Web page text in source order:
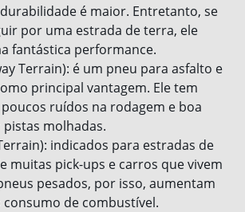
é maior. Entretanto, se
por uma estrada de terra, ele
fantástica performance.
Terrain): é um pneu para asfalto e
principal vantagem. Ele tem
ruídos na rodagem e boa
molhadas.
indicados para estradas de
muitas pick-ups e carros que vivem
pesados, por isso, aumentam
de combustível.